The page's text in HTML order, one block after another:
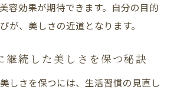
容効果が期待できます。自分の目的
が、美しさの近道となります。
継続した美しさを保つ秘訣
しさを保つには、生活習慣の見直し